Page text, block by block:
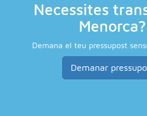
Necessites
Menorca?
Demana el teu pressupost
Demanar